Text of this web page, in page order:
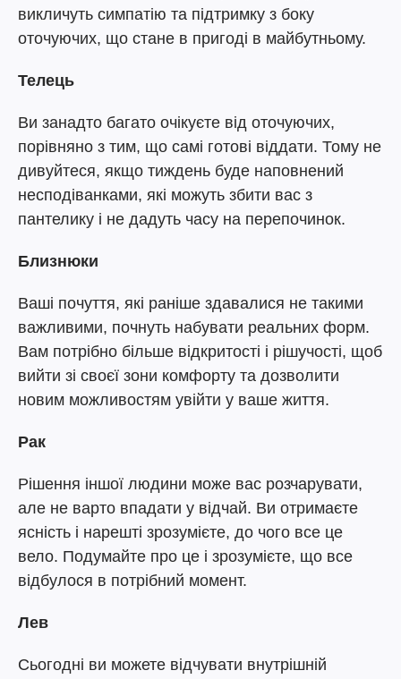
викличуть симпатію та підтримку з боку
оточуючих, що стане в пригоді в майбутньому.
Телець
Ви занадто багато очікуєте від оточуючих,
порівняно з тим, що самі готові віддати. Тому не
дивуйтеся, якщо тиждень буде наповнений
несподіванками, які можуть збити вас з
пантелику і не дадуть часу на перепочинок.
Близнюки
Ваші почуття, які раніше здавалися не такими
важливими, почнуть набувати реальних форм.
Вам потрібно більше відкритості і рішучості, щоб
вийти зі своєї зони комфорту та дозволити
новим можливостям увійти у ваше життя.
Рак
Рішення іншої людини може вас розчарувати,
але не варто впадати у відчай. Ви отримаєте
ясність і нарешті зрозумієте, до чого все це
вело. Подумайте про це і зрозумієте, що все
відбулося в потрібний момент.
Лев
Сьогодні ви можете відчувати внутрішній